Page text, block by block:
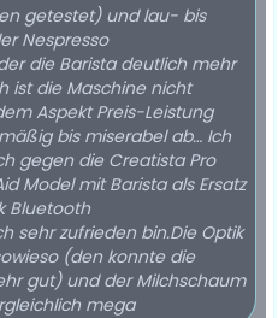
getestet) und lau- bis
Nespresso
die Barista deutlich mehr
ist die Maschine nicht
Aspekt Preis-Leistung
bis miserabel ab… Ich
gegen die Creatista Pro
Model mit Barista als Ersatz
Bluetooth
sehr zufrieden bin.Die Optik
(den konnte die
gut) und der Milchschaum
mega